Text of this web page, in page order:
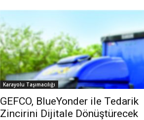
Karayolu Taşımacılığı
GEFCO, BlueYonder ile Tedarik
Zincirini Dijitale Dönüştürecek